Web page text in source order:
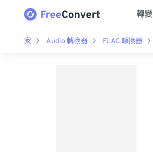
轉變
家 Audio 轉換器 FLAC 轉換器